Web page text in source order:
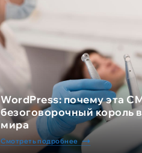
WordPress: почему эта
безоговорочный король
мира
Смотреть подробнее